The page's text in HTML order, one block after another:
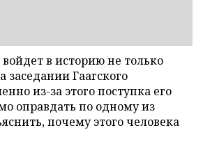
в историю не только
заседании Гаагского
из-за этого поступка его
оправдать по одному из
почему этого человека